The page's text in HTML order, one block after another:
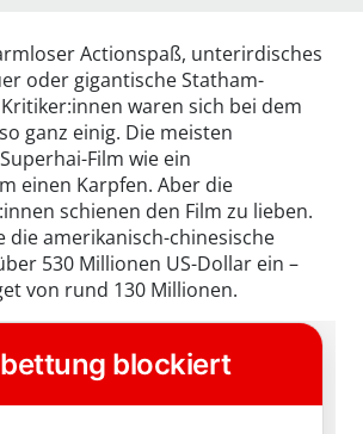
Actionspaß, unterirdisches
oder gigantische Statham-
Kritiker:innen waren sich bei dem
ganz einig. Die meisten
Film wie ein
einen Karpfen. Aber die
schienen den Film zu lieben.
die amerikanisch-chinesische
530 Millionen US-Dollar ein –
von rund 130 Millionen.